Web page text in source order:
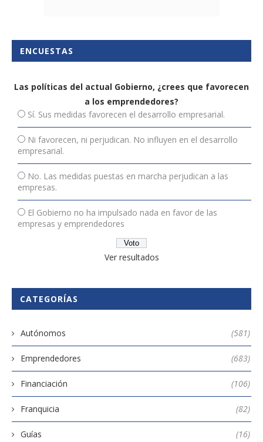
ENCUESTAS
Las políticas del actual Gobierno, ¿crees que favorecen
a los emprendedores?
Sí. Sus medidas favorecen el desarrollo empresarial.
Ni favorecen, ni perjudican. No influyen en el desarrollo
empresarial.
No. Las medidas puestas en marcha perjudican a las
empresas.
El Gobierno no ha impulsado nada en favor de las
empresas y emprendedores
Ver resultados
CATEGORÍAS
Autónomos (581)
Emprendedores (683)
Financiación (106)
Franquicia (82)
Guías (16)